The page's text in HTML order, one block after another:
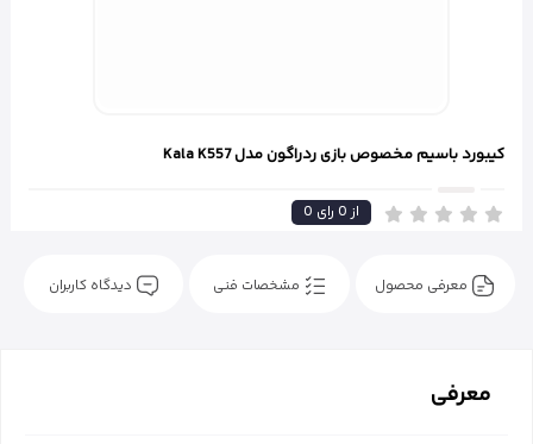
کیبورد باسیم مخصوص بازی ردراگون مدل Kala K557
0 از0 رای
معرفی محصول مشخصات فنی دیدگاه کاربران
معرفی